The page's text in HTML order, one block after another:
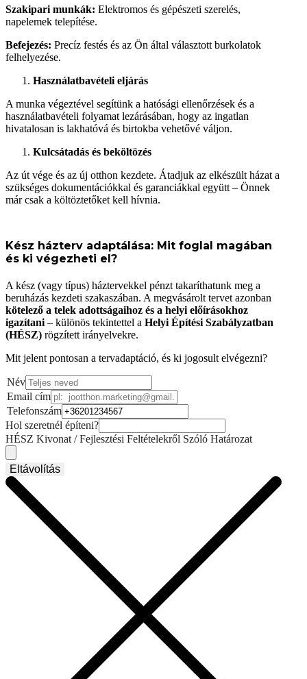
Szakipari munkák: Elektromos és gépészeti szerelés,
napelemek telepítése.
Befejezés: Precíz festés és az Ön által választott burkolatok
felhelyezése.
Használatbavételi eljárás
A munka végeztével segítünk a hatósági ellenőrzések és a
használatbavételi folyamat lezárásában, hogy az ingatlan
hivatalosan is lakhatóvá és birtokba vehetővé váljon.
Kulcsátadás és beköltözés
Az út vége és az új otthon kezdete. Átadjuk az elkészült házat a
szükséges dokumentációkkal és garanciákkal együtt – Önnek
már csak a költöztetőket kell hívnia.
Kész házterv adaptálása: Mit foglal magában
és ki végezheti el?
A kész (vagy típus) háztervekkel pénzt takaríthatunk meg a
beruházás kezdeti szakaszában. A megvásárolt tervet azonban
kötelező a telek adottságaihoz és a helyi előírásokhoz
igazítani – különös tekintettel a Helyi Építési Szabályzatban
(HÉSZ) rögzített irányelvekre.
Mit jelent pontosan a tervadaptáció, és ki jogosult elvégezni?
Név
Email cím
Telefonszám
Hol szeretnél építeni?
HÉSZ Kivonat / Fejlesztési Feltételekről Szóló Határozat
Eltávolítás